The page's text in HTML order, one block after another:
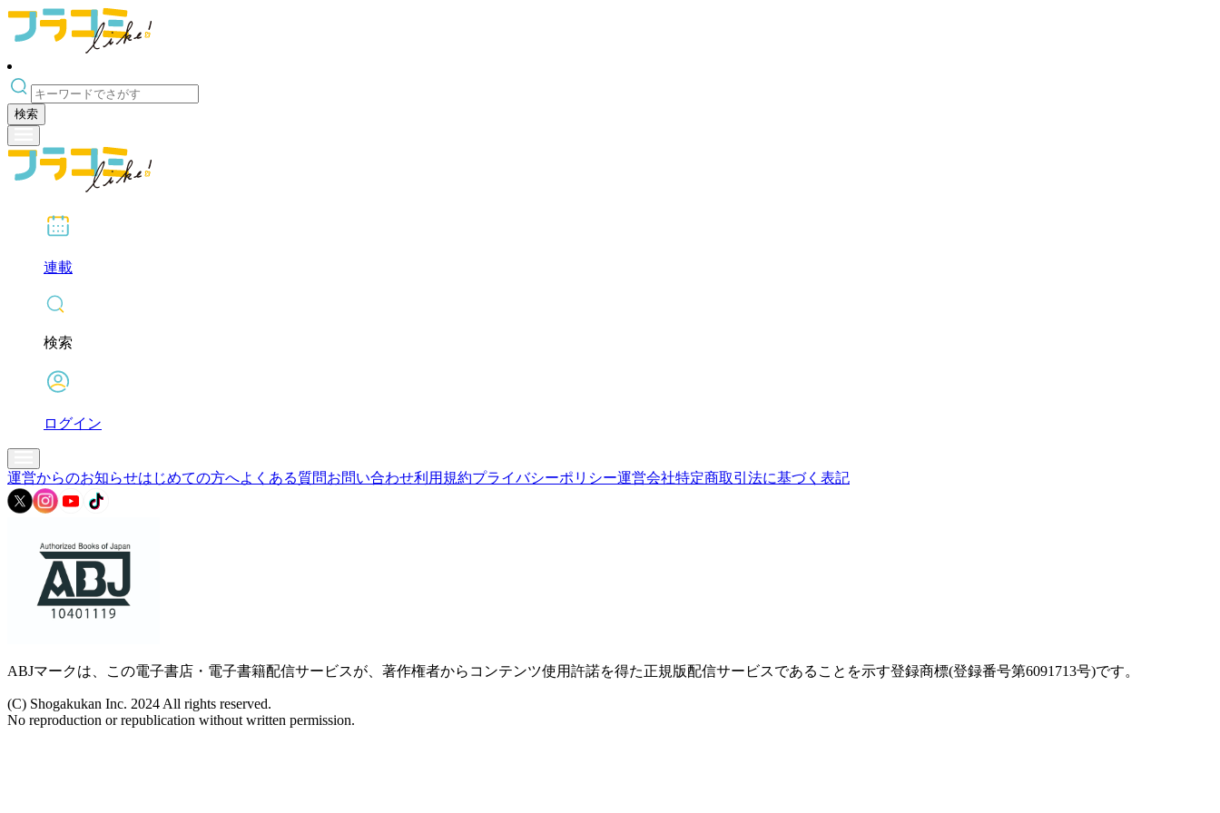
検索
連載
検索
ログイン
運営からのお知らせはじめての方へよくある質問お問い合わせ利用規約プライバシーポリシー運営会社特定商取引法に基づく表記
ABJマークは、この電子書店・電子書籍配信サービスが、著作権者からコンテンツ使用許諾を得た正規版配信サービスであることを示す登録商標(登録番号第6091713号)です。
(C) Shogakukan Inc. 2024 All rights reserved.
No reproduction or republication without written permission.